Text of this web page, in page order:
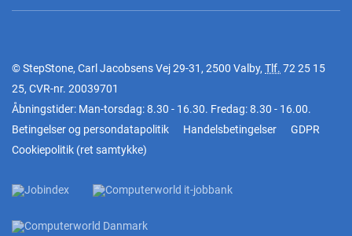
© StepStone, Carl Jacobsens Vej 29-31, 2500 Valby, Tlf. 72 25 15
25, CVR-nr. 20039701
Åbningstider: Man-torsdag: 8.30 - 16.30. Fredag: 8.30 - 16.00.
Betingelser og persondatapolitik
Handelsbetingelser
GDPR
Cookiepolitik (ret samtykke)